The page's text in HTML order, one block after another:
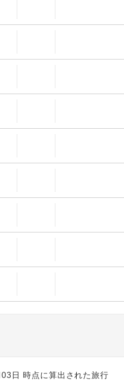
日 時点に算出された旅行